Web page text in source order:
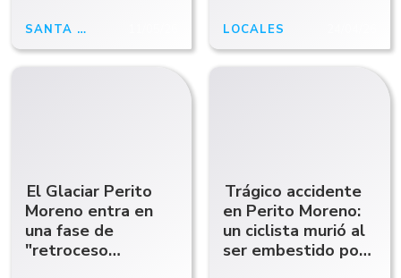
SANTA CRUZ
inscripción en un
baño
LOCALES
El Glaciar Perito
Moreno entra en
una fase de
"retroceso
Trágico accidente
en Perito Moreno:
un ciclista murió al
ser embestido por